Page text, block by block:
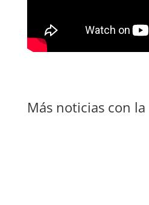
Más noticias con